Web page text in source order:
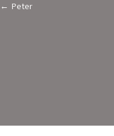
Posts
← Peter